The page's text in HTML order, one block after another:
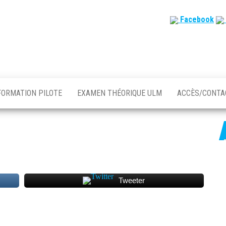
Facebook
PILOTE EXAMEN THÉORIQUE ULM ACCÈS/
Tweeter